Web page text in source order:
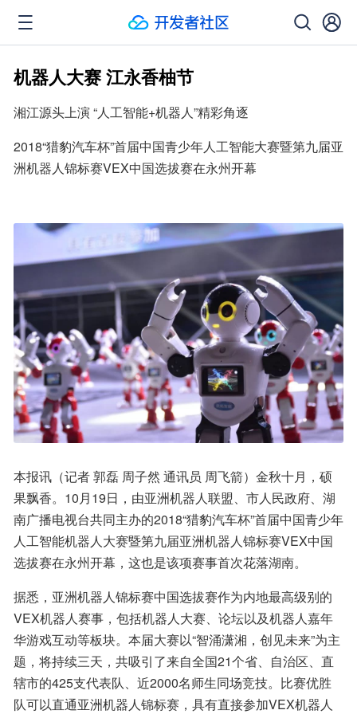
机器人大赛 江永香柚节
湘江源头上演 “人工智能+机器人”精彩角逐
2018“猎豹汽车杯”首届中国青少年人工智能大赛暨第九届亚
洲机器人锦标赛VEX中国选拔赛在永州开幕
本报讯（记者 郭磊 周子然 通讯员 周飞箭）金秋十月，硕
果飘香。10月19日，由亚洲机器人联盟、市人民政府、湖
南广播电视台共同主办的2018“猎豹汽车杯”首届中国青少年
人工智能机器人大赛暨第九届亚洲机器人锦标赛VEX中国
选拔赛在永州开幕，这也是该项赛事首次花落湖南。
据悉，亚洲机器人锦标赛中国选拔赛作为内地最高级别的
VEX机器人赛事，包括机器人大赛、论坛以及机器人嘉年
华游戏互动等板块。本届大赛以“智涌潇湘，创见未来”为主
题，将持续三天，共吸引了来自全国21个省、自治区、直
辖市的425支代表队、近2000名师生同场竞技。比赛优胜
队可以直通亚洲机器人锦标赛，具有直接参加VEX机器人